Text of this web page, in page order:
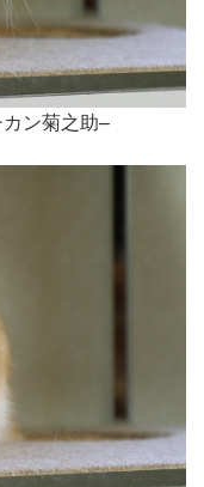
ン菊之助–